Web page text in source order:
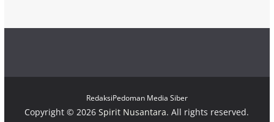
RedaksiPedoman Media Siber
Copyright © 2026Spirit Nusantara. All rights reserved.